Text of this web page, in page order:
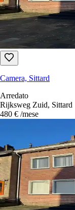
Camera, Sittard
Arredato
Rijksweg Zuid, Sittard
480 € /mese